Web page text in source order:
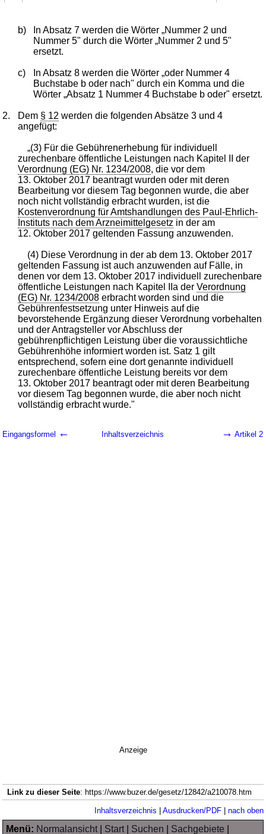
b)
In Absatz 7 werden die Wörter „Nummer 2 und
Nummer 5" durch die Wörter „Nummer 2 und 5"
ersetzt.
c)
In Absatz 8 werden die Wörter „oder Nummer 4
Buchstabe b oder nach" durch ein Komma und die
Wörter „Absatz 1 Nummer 4 Buchstabe b oder" ersetzt.
2. Dem § 12 werden die folgenden Absätze 3 und 4
angefügt:
„(3) Für die Gebührenerhebung für individuell
zurechenbare öffentliche Leistungen nach Kapitel II der
Verordnung (EG) Nr. 1234/2008, die vor dem
13. Oktober 2017 beantragt wurden oder mit deren
Bearbeitung vor diesem Tag begonnen wurde, die aber
noch nicht vollständig erbracht wurden, ist die
Kostenverordnung für Amtshandlungen des Paul-Ehrlich-
Instituts nach dem Arzneimittelgesetz in der am
12. Oktober 2017 geltenden Fassung anzuwenden.
(4) Diese Verordnung in der ab dem 13. Oktober 2017
geltenden Fassung ist auch anzuwenden auf Fälle, in
denen vor dem 13. Oktober 2017 individuell zurechenbare
öffentliche Leistungen nach Kapitel IIa derVerordnung
(EG) Nr. 1234/2008 erbracht worden sind und die
Gebührenfestsetzung unter Hinweis auf die
bevorstehende Ergänzung dieser Verordnung vorbehalten
und der Antragsteller vor Abschluss der
gebührenpflichtigen Leistung über die voraussichtliche
Gebührenhöhe informiert worden ist. Satz 1 gilt
entsprechend, sofern eine dort genannte individuell
zurechenbare öffentliche Leistung bereits vor dem
13. Oktober 2017 beantragt oder mit deren Bearbeitung
vor diesem Tag begonnen wurde, die aber noch nicht
vollständig erbracht wurde."
Eingangsformel ← Inhaltsverzeichnis → Artikel 2
Anzeige
Link zu dieser Seite: https://www.buzer.de/gesetz/12842/a210078.htm
Inhaltsverzeichnis | Ausdrucken/PDF| nach oben
Menü: Normalansicht| Start| Suchen Sachgebiete